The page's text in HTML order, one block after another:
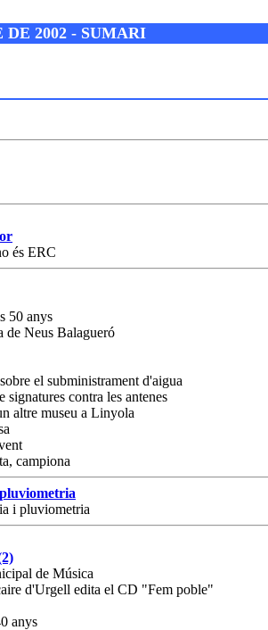
DE 2002 - SUMARI
és ERC
50 anys
Neus Balagueró
el subministrament d'aigua
contra les antenes
altre museu a Linyola
campiona
i pluviometria
de Música
d'Urgell edita el CD "Fem poble"
anys